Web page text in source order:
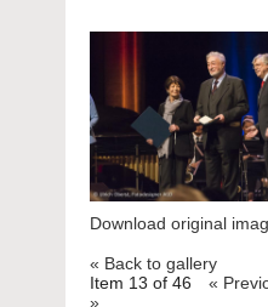
Download original
« Back to gallery
Item 13 of 46
«
»